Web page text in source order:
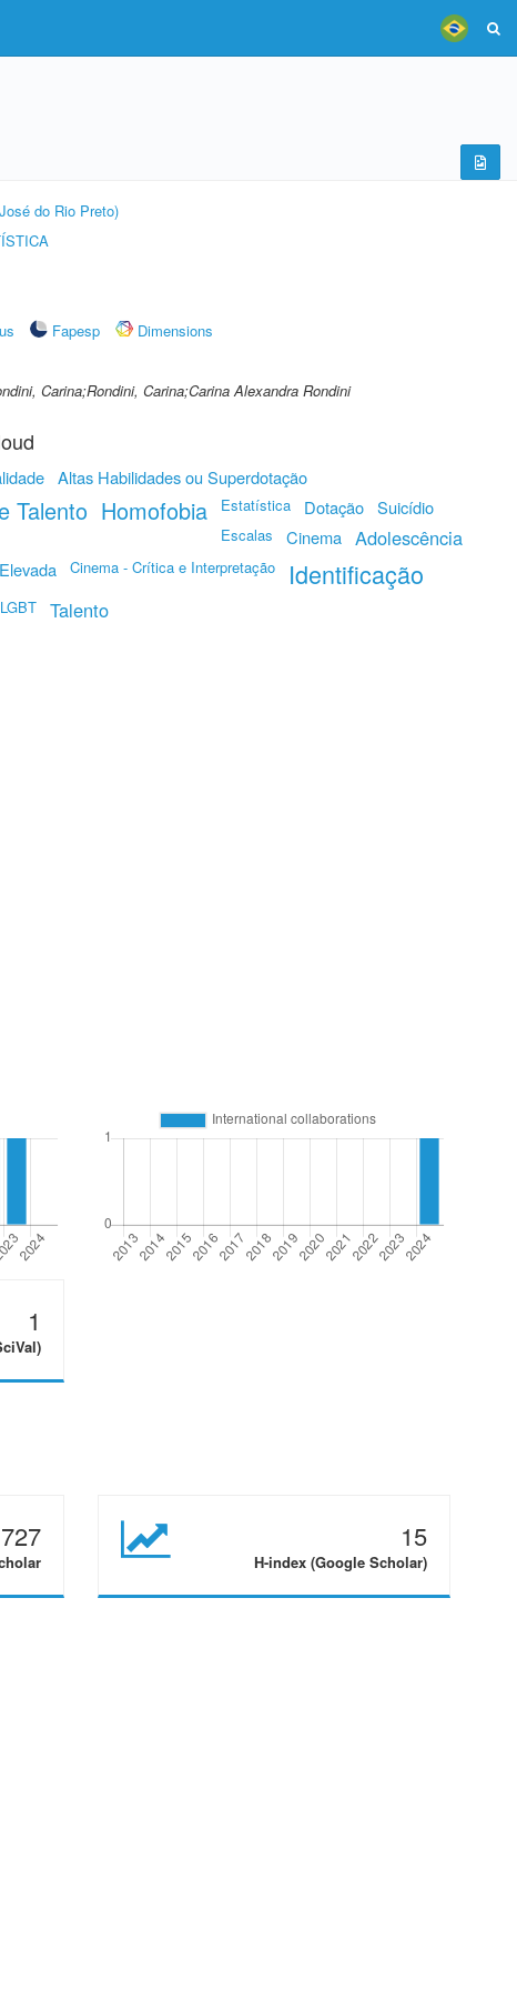
do Rio Preto)
Fapesp
Dimensions
Carina;Rondini, Carina;Carina Alexandra Rondini
Altas Habilidades ou Superdotação
Talento Homofobia Estatística Dotação Suicídio
Escalas Cinema Adolescência
Cinema - Crítica e Interpretação Identificação
Talento
1
15
H-index (Google Scholar)